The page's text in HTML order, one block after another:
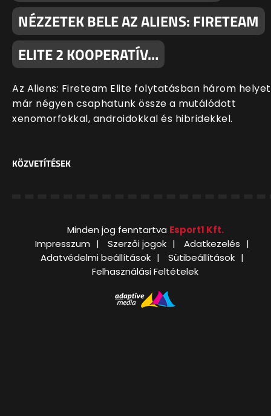
NÉZZETEK BELE AZ ALIENS: FIRETEAM
ELITE 2 KOOPERATÍV…
Az Aliens: Fireteam Elite folytatásban három
már négyen csaphatunk össze a mutálódott
xenomorfokkal, androidokkal és hibridekkel.
KÖZVETÍTÉSEK
Minden jog fenntartva Esport1 Kft.
Impresszum
Szerzői jogok
Adatkezelés
Adatvédelmi beállítások
Sütibeállítások
Felhasználási Feltételek